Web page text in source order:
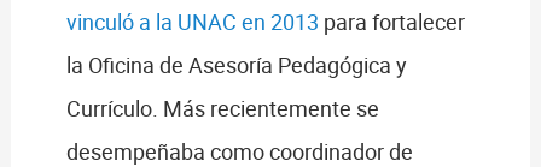
vinculó a la UNAC en 2013 para fortalecer
la Oficina de Asesoría Pedagógica y
Currículo. Más recientemente se
desempeñaba como coordinador de